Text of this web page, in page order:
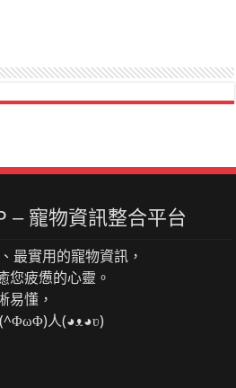
– 寵物資訊整合平台
最實用的寵物資訊，
您疲憊的心靈。
易懂，
人(◕ᴥ◕ʋ)